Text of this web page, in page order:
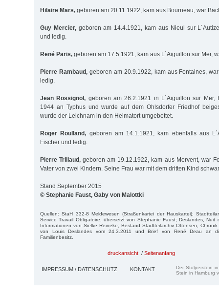
Hilaire Mars, geboren am 20.11.1922, kam aus Bourneau, war
Guy Mercier,geboren am 14.4.1921, kam aus Nieul sur
und ledig.
René Paris, geboren am 17.5.1921, kam aus L´Aiguillon sur Mer,
Pierre Rambaud,geboren am 20.9.1922, kam aus Fontaines,
ledig.
Jean Rossignol, geboren am 26.2.1921 in L´Aiguillon sur Mer,
1944 an Typhus und wurde auf dem Ohlsdorfer Friedhof
wurde der Leichnam in den Heimatort umgebettet.
Roger Roulland, geboren am 14.1.1921, kam ebenfalls aus
Fischer und ledig.
Pierre Trillaud, geboren am 19.12.1922, kam aus Mervent, war
Vater von zwei Kindern. Seine Frau war mit dem dritten Kind
Stand September 2015
© Stephanie Faust, Gaby von Malottki
Quellen: StaH 332-8 Meldewesen (Straßenkartei der Hauskartei);
Service Travail Obligatoire, übersetzt von Stephanie Faust; Deslandes, Nuit
Informationen von Sielke Reineke; Bestand Stadtteilarchiv Ottensen,
von Louis Deslandes vom 24.3.2011 und Brief von René Deau an
Familienbesitz.
druckansicht / Seitenanfang
IMPRESSUM / DATENSCHUTZ KONTAKT
Der Stolperstein
Stein in Hamburg